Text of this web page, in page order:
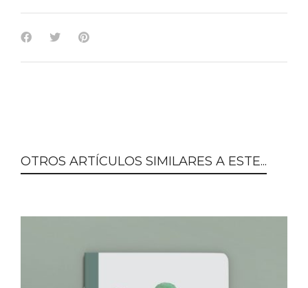
OTROS ARTÍCULOS SIMILARES A ESTE...